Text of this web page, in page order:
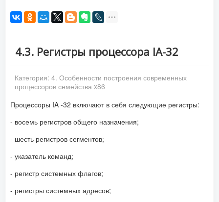
4.3. Регистры процессора IA-32
Категория: 4. Особенности построения современных
процессоров семейства x86
Процессоры IA -32 включают в себя следующие регистры:
- восемь регистров общего назначения;
- шесть регистров сегментов;
- указатель команд;
- регистр системных флагов;
- регистры системных адресов;